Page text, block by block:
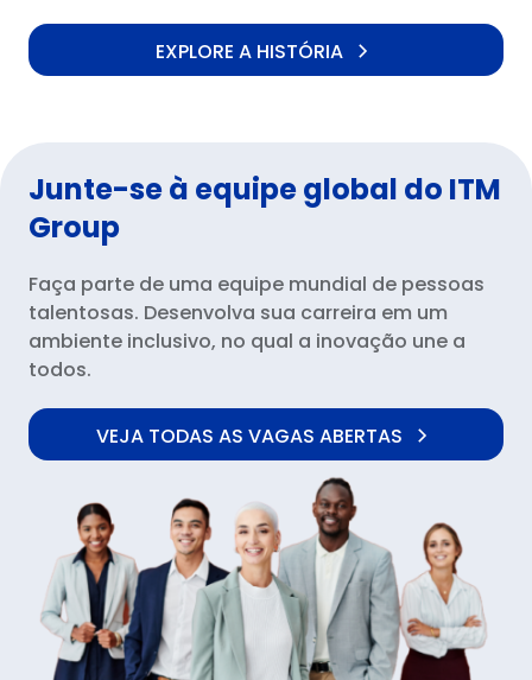
EXPLORE A HISTÓRIA
Junte-se à equipe global do ITM
Group
Faça parte de uma equipe mundial de pessoas
talentosas. Desenvolva sua carreira em um
ambiente inclusivo, no qual a inovação une a
todos.
VEJA TODAS AS VAGAS ABERTAS